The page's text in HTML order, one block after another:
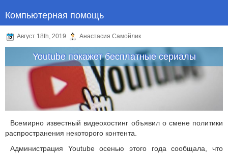
Компьютерная помощь
Август 18th, 2019 Анастасия Самойлик
Youtube покажет бесплатные сериалы
Всемирно известный видеохостинг объявил о смене политики
распространения некоторого контента.
Администрация Youtube осенью этого года сообщала, что